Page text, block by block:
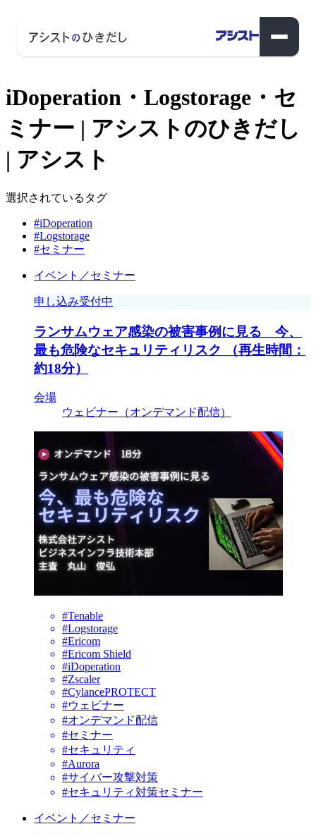
iDoperation・Logstorage・セ
ミナー | アシストのひきだし
| アシスト
選択されているタグ
#iDoperation
#Logstorage
#セミナー
イベント／セミナー
申し込み受付中
ランサムウェア感染の被害事例に見る 今、
最も危険なセキュリティリスク （再生時間：
約18分）
会場
ウェビナー（オンデマンド配信）
#Tenable
#Logstorage
#Ericom
#Ericom Shield
#iDoperation
#Zscaler
#CylancePROTECT
#ウェビナー
#オンデマンド配信
#セミナー
#セキュリティ
#Aurora
#サイバー攻撃対策
#セキュリティ対策セミナー
イベント／セミナー